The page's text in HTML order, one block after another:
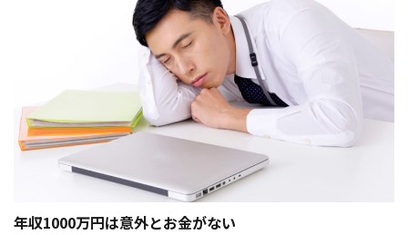
年収1000万円は意外とお金がない